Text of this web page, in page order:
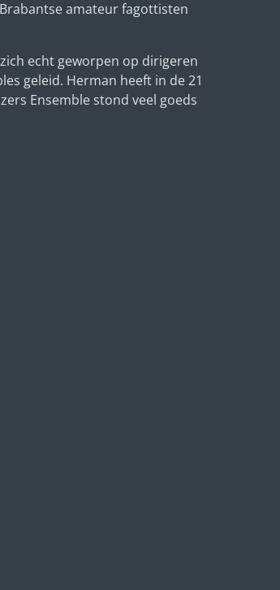
amateur fagottisten
echt geworpen op dirigeren
geleid. Herman heeft in de 21
Ensemble stond veel goeds